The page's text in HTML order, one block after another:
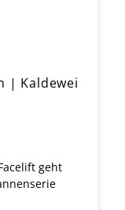
| Kaldewei
geht